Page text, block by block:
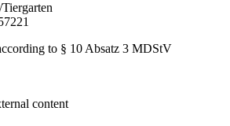
to § 10 Absatz 3 MDStV
content